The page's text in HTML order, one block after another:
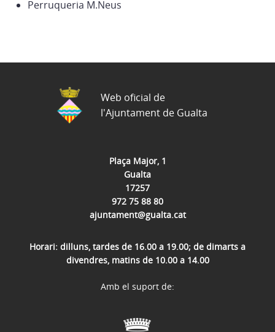
Perruqueria M.Neus
Plaça Major, 1
Gualta
17257
972 75 88 80
ajuntament@gualta.cat
Horari: dilluns, tardes de 16.00 a 19.00; de dimarts a
divendres, matins de 10.00 a 14.00
Web oficial de
l'Ajuntament de Gualta
Amb el suport de: